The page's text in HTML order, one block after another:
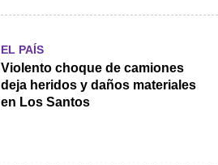
EL PAÍS
Violento choque de camiones
deja heridos y daños materiales
en Los Santos